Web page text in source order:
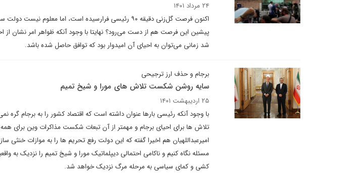
۲۴ مرداد ۱۴۰۱
اکنون فرصت گل‌زنی دقیقه ۹۰ رئیسی فرارسیده است، اما
پیشین این فرصت هم از دست می‌رود؟ نهایتا با وجود آنکه ظواهر امر نشان از
شد زمانی می‌توان به احیای آن امیدوار بود که توافق حاصل شده باشد.
برجام و حذف ارز ترجیحی
سایه روشن شکست تلاش های مورا و شیخ تمیم
۲۵ اردیبهشت ۱۴۰۱
با وجود آنکه رئیسی بارها عنوان داشته است که اقتصاد کشور را به برجام گره
تلاش ها برای احیای برجام و مهمتر از آن تبعات شکست مذاکرات وین برای
امیرعبداللهیان هم اخیرا گفته که این دولت رفع تحریم ها را به موازات خنثی
مسئله نگاه کنیم و ناکامی احتمالی دیپلماتیک مورا و شیخ تمیم را نزدیک به
کشی و کمای سیاسی به مرحله مرگ نزدیک خواهد شد.